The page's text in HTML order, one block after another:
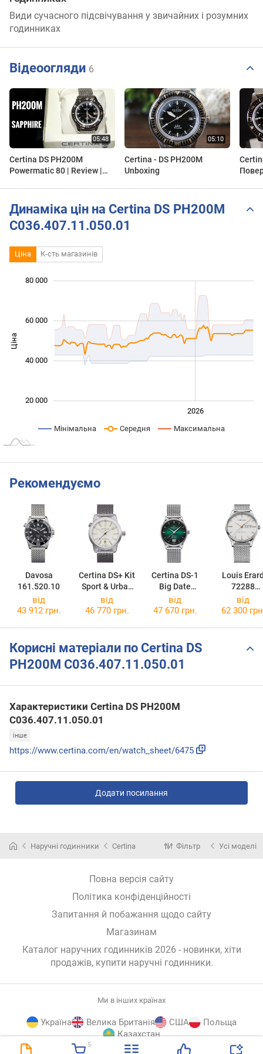
5
Види сучасного підсвічування у звичайних і розумних
годинниках
Відеоогляди 6
Certina DS PH200M
Powermatic 80 | Review |
Certina - DS PH200M
Unboxing
Динаміка цін на Certina DS PH200M
C036.407.11.050.01
Ціна К-сть магазинів
Ціна
20 000
40 000
60 000
80 000
2026
Мінімальна Середня Максимальна
Рекомендуємо
Davosa
161.520.10
Certina DS+ Kit
Sport & Urban
C041.407.19.0
31.01
Certina DS-1
Big Date
Powermatic 80
Special Edition
91.60
Louis
72288
від
43 912 грн.
від
46 770 грн.
від
47 670 грн.
від
62 300
Корисні матеріали по Certina DS
PH200M C036.407.11.050.01
Характеристики Certina DS PH200M
C036.407.11.050.01
інше
https://www.certina.com/en/watch_sheet/6475
Додати посилання
Наручні годинники Certina Фільтр Усі моделі
Повна версія сайту
Політика конфіденційності
Запитання й побажання щодо сайту
Магазинам
Каталог наручних годинників 2026 - новинки, хіти
продажів, купити наручні годинники.
Ми в інших країнах
Україна Велика Британія США
Польща
Казахстан